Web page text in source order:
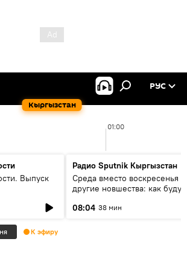
Кыргызстан
РУС
01:00
Выпуск
Радио Sputnik Кыргызстан
Среда вместо воскресенья и
другие новшества: как будут
08:04 38 мин
К эфиру